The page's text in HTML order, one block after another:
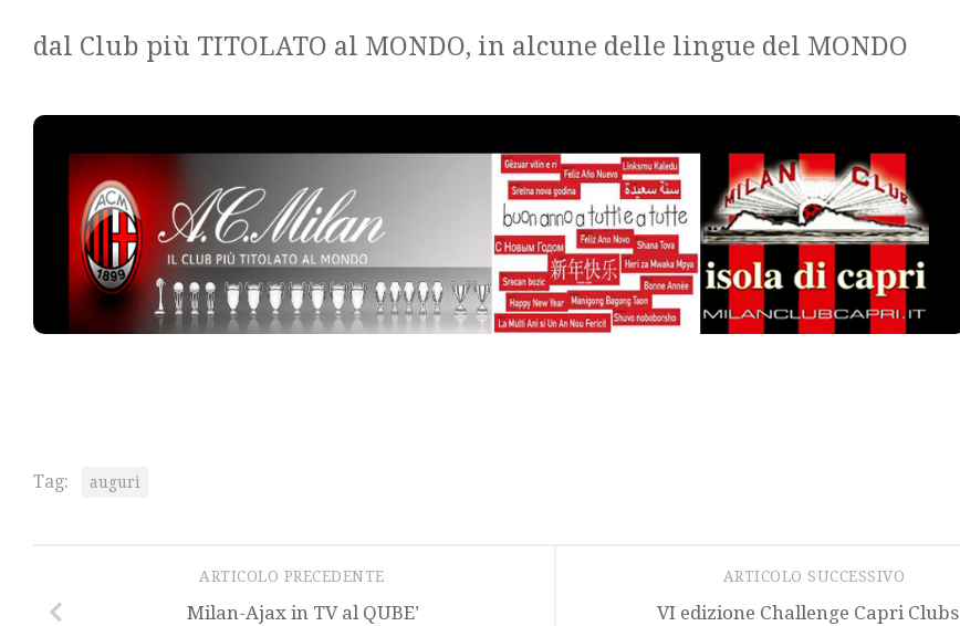
dal Club più TITOLATO al MONDO, in alcune delle lingue del MONDO
Tag: auguri
ARTICOLO SUCCESSIVO
VI edizione Challenge Capri Clubs
ARTICOLO PRECEDENTE
Milan-Ajax in TV al QUBE’